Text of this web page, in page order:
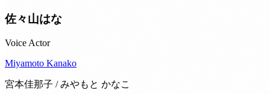
佐々山はな
Voice Actor
Miyamoto Kanako
宮本佳那子 / みやもと かなこ